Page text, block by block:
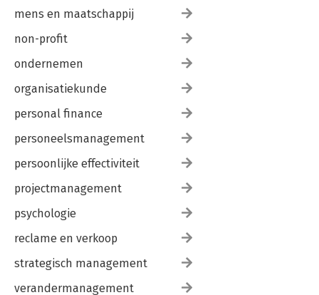
mens en maatschappij
non-profit
ondernemen
organisatiekunde
personal finance
personeelsmanagement
persoonlijke effectiviteit
projectmanagement
psychologie
reclame en verkoop
strategisch management
verandermanagement